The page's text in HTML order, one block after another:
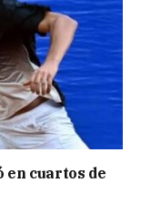
en cuartos de